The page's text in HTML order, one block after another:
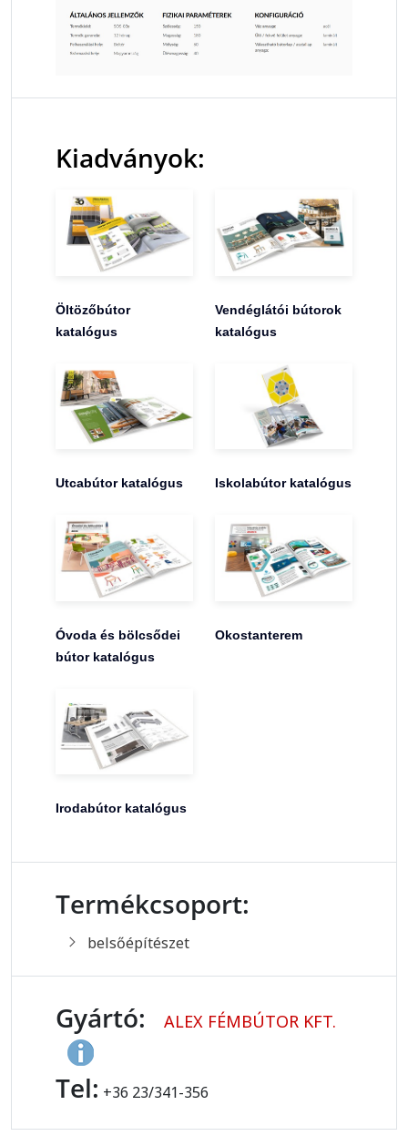
Kiadványok:
Öltözőbútor
katalógus
Vendéglátói bútorok
katalógus
Utcabútor katalógus Iskolabútor katalógus
Óvoda és bölcsődei
bútor katalógus
Okostanterem
Irodabútor katalógus
Termékcsoport:
belsőépítészet
Gyártó: ALEX FÉMBÚTOR KFT.
Tel: +36 23/341-356